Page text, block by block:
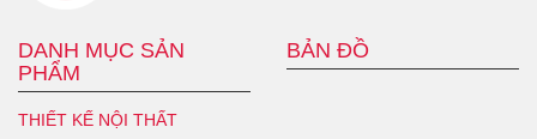
DANH MỤC SẢN
PHẨM
THIẾT KẾ NỘI THẤT
BẢN ĐỒ